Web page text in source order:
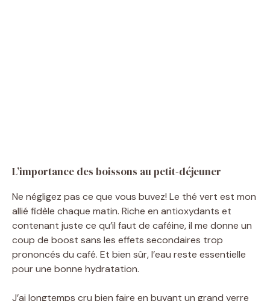
L’importance des boissons au petit-déjeuner
Ne négligez pas ce que vous buvez! Le thé vert est mon
allié fidèle chaque matin. Riche en antioxydants et
contenant juste ce qu’il faut de caféine, il me donne un
coup de boost sans les effets secondaires trop
prononcés du café. Et bien sûr, l’eau reste essentielle
pour une bonne hydratation.
J’ai longtemps cru bien faire en buvant un grand verre